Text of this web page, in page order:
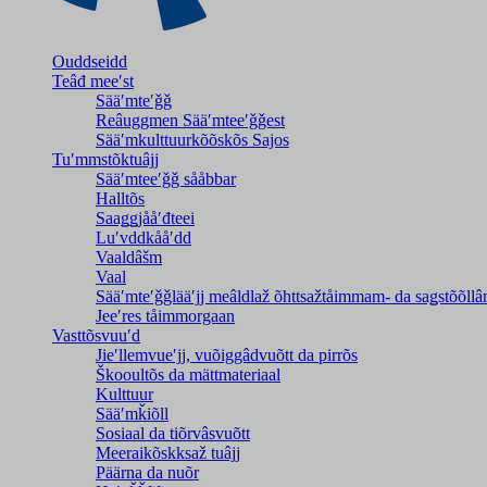
Ouddseidd
Teâđ meeʹst
Sääʹmteʹǧǧ
Reâuggmen Sääʹmteeʹǧǧest
Sääʹmkulttuurkõõskõs Sajos
Tuʹmmstõktuâjj
Sääʹmteeʹǧǧ sååbbar
Halltõs
Saaǥǥjååʹđteei
Luʹvddkååʹdd
Vaaldâšm
Vaal
Sääʹmteʹǧǧlääʹjj meâldlaž õhttsažtåimmam- da
Jeeʹres tåimmorgaan
Vasttõsvuuʹd
Jieʹllemvueʹjj, vuõiggâdvuõtt da pirrõs
Škooultõs da mättmateriaal
Kulttuur
Sääʹmǩiõll
Sosiaal da tiõrvâsvuõtt
Meeraikõskksaž tuâjj
Päärna da nuõr